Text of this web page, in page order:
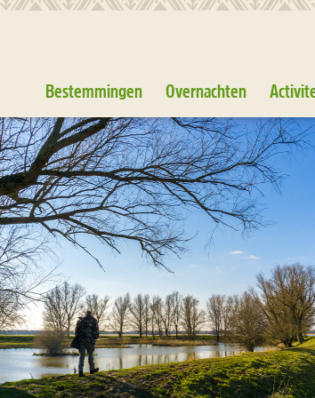
Bestemmingen Overnachten